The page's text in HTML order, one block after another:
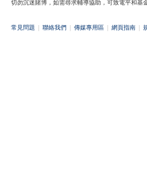
切勿沉迷賭博，如需尋求輔導協助，可致電平和基
常見問題 聯絡我們 傳媒專用區 網頁指南